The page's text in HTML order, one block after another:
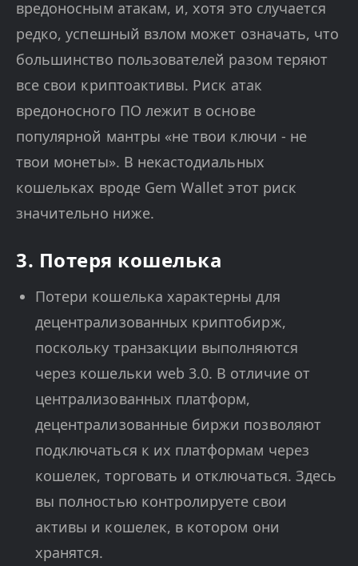
вредоносным атакам, и, хотя это случается
редко, успешный взлом может означать, что
большинство пользователей разом теряют
все свои криптоактивы. Риск атак
вредоносного ПО лежит в основе
популярной мантры «не твои ключи - не
твои монеты». В некастодиальных
кошельках вроде Gem Wallet этот риск
значительно ниже.
3. Потеря кошелька
Потери кошелька характерны для
децентрализованных криптобирж,
поскольку транзакции выполняются
через кошельки web 3.0. В отличие от
централизованных платформ,
децентрализованные биржи позволяют
подключаться к их платформам через
кошелек, торговать и отключаться. Здесь
вы полностью контролируете свои
активы и кошелек, в котором они
хранятся.